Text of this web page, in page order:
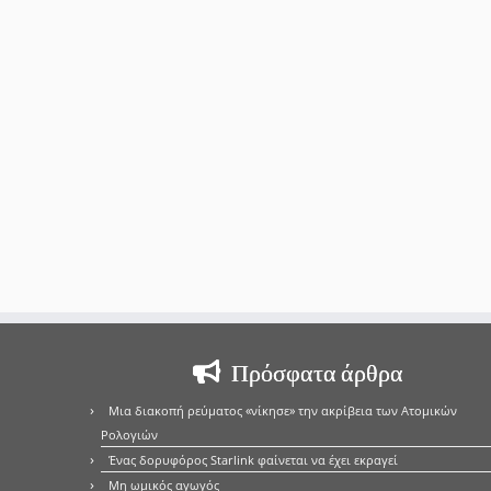
Πρόσφατα άρθρα
Μια διακοπή ρεύματος «νίκησε» την ακρίβεια των Ατομικών
Ρολογιών
Ένας δορυφόρος Starlink φαίνεται να έχει εκραγεί
Μη ωμικός αγωγός